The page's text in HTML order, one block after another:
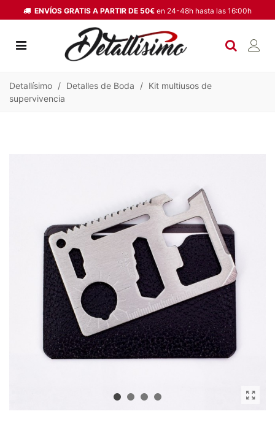
ENVÍOS GRATIS A PARTIR DE 50€ en 24-48h hasta las 16:00h
Detallísimo / Detalles de Boda / Kit multiusos de
supervivencia